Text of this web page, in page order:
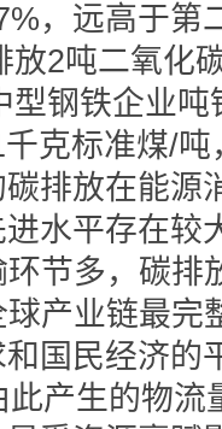
，远高于第
放2吨二氧化
型钢铁企业
克标准煤/
排放在能源
水平存在较
节多，碳排
产业链最
国民经济的
产生的物